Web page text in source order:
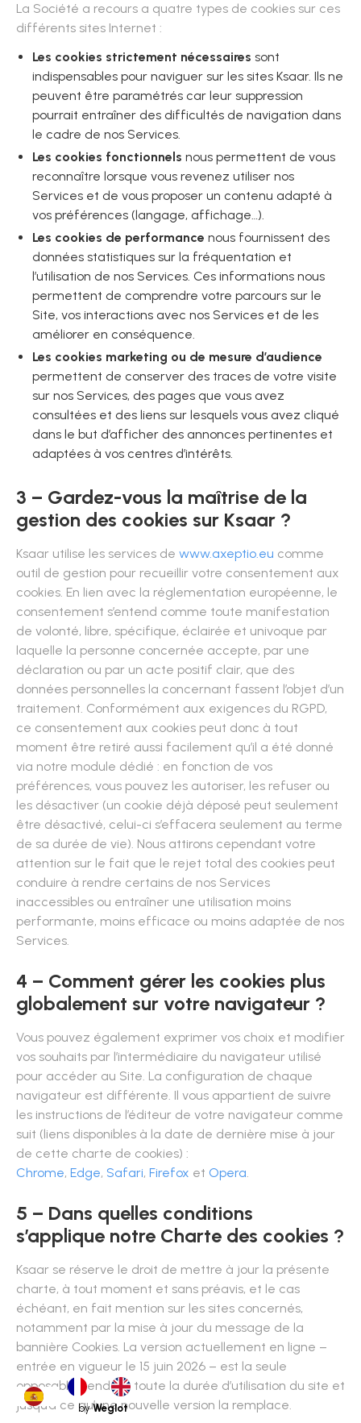
La Société a recours a quatre types de cookies sur ces
différents sites Internet :
Les cookies strictement nécessaires sont
indispensables pour naviguer sur les sites Ksaar. Ils ne
peuvent être paramétrés car leur suppression
pourrait entraîner des difficultés de navigation dans
le cadre de nos Services.
Les cookies fonctionnels nous permettent de vous
reconnaître lorsque vous revenez utiliser nos
Services et de vous proposer un contenu adapté à
vos préférences (langage, affichage…).
Les cookies de performance nous fournissent des
données statistiques sur la fréquentation et
l’utilisation de nos Services. Ces informations nous
permettent de comprendre votre parcours sur le
Site, vos interactions avec nos Services et de les
améliorer en conséquence.
Les cookies marketing ou de mesure d’audience
permettent de conserver des traces de votre visite
sur nos Services, des pages que vous avez
consultées et des liens sur lesquels vous avez cliqué
dans le but d’afficher des annonces pertinentes et
adaptées à vos centres d’intérêts.
3 – Gardez-vous la maîtrise de la
gestion des cookies sur Ksaar ?
Ksaar utilise les services de www.axeptio.eu comme
outil de gestion pour recueillir votre consentement aux
cookies. En lien avec la réglementation européenne, le
consentement s’entend comme toute manifestation
de volonté, libre, spécifique, éclairée et univoque par
laquelle la personne concernée accepte, par une
déclaration ou par un acte positif clair, que des
données personnelles la concernant fassent l’objet d’un
traitement. Conformément aux exigences du RGPD,
ce consentement aux cookies peut donc à tout
moment être retiré aussi facilement qu’il a été donné
via notre module dédié : en fonction de vos
préférences, vous pouvez les autoriser, les refuser ou
les désactiver (un cookie déjà déposé peut seulement
être désactivé, celui-ci s’effacera seulement au terme
de sa durée de vie). Nous attirons cependant votre
attention sur le fait que le rejet total des cookies peut
conduire à rendre certains de nos Services
inaccessibles ou entraîner une utilisation moins
performante, moins efficace ou moins adaptée de nos
Services.
4 – Comment gérer les cookies plus
globalement sur votre navigateur ?
Vous pouvez également exprimer vos choix et modifier
vos souhaits par l’intermédiaire du navigateur utilisé
pour accéder au Site. La configuration de chaque
navigateur est différente. Il vous appartient de suivre
les instructions de l’éditeur de votre navigateur comme
suit (liens disponibles à la date de dernière mise à jour
de cette charte de cookies) :
Chrome, Edge, Safari, Firefox et Opera.
5 – Dans quelles conditions
s’applique notre Charte des cookies ?
Ksaar se réserve le droit de mettre à jour la présente
charte, à tout moment et sans préavis, et le cas
échéant, en fait mention sur les sites concernés,
notamment par la mise à jour du message de la
bannière Cookies. La version actuellement en ligne –
entrée en vigueur le 15 juin 2026 – est la seule
opposable pendant toute la durée d’utilisation du site et
jusqu’à ce qu’une nouvelle version la remplace.
byWeglot